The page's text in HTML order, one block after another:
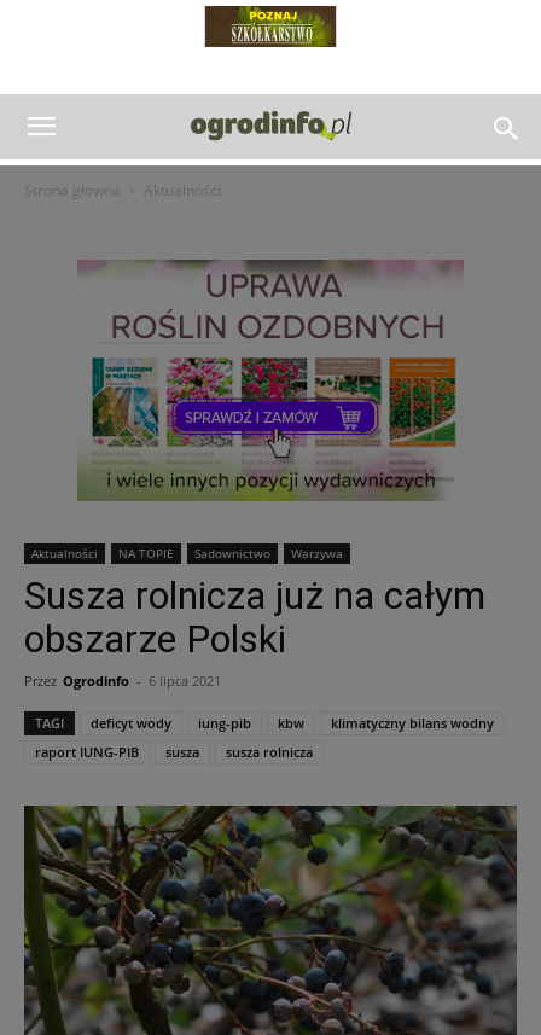
Strona główna Aktualności
Aktualności NA TOPIE Sadownictwo Warzywa
Susza rolnicza już na całym
obszarze Polski
Przez Ogrodinfo - 6 lipca 2021
TAGI deficyt wody iung-pib kbw
klimatyczny bilans wodny
raport IUNG-PIB
susza susza rolnicza